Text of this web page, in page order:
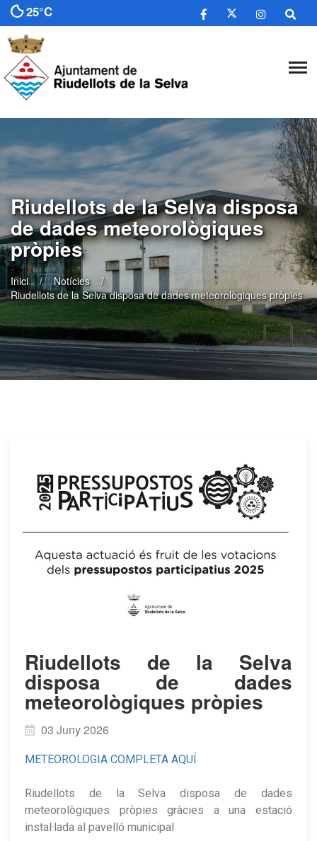
25°C
Riudellots de la Selva disposa
de dades meteorològiques
pròpies
Inici
Notícies
Riudellots de la Selva disposa de dades meteorològiques pròpies
Riudellots de la Selva
disposa de dades
meteorològiques pròpies
03 Juny 2026
METEOROLOGIA COMPLETA AQUÍ
Riudellots de la Selva disposa de dades
meteorològiques pròpies gràcies a una estació
instal·lada al pavelló municipal